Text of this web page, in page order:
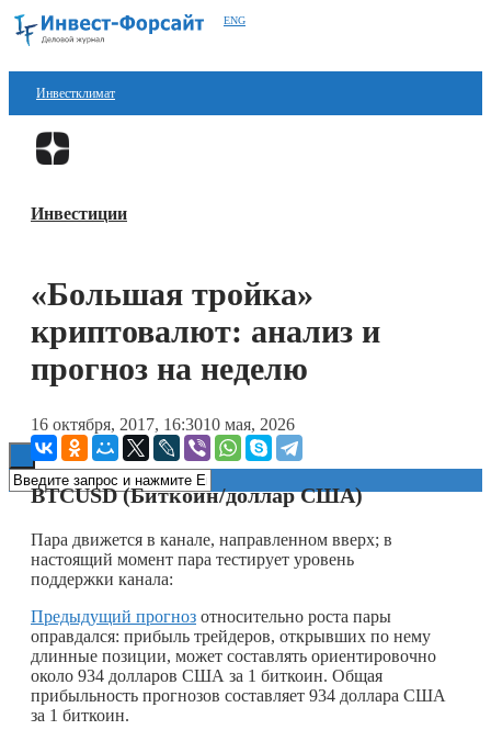
ENG
Инвестклимат
Финансы
Блокчейн
Инвестиции
«Большая тройка»
криптовалют: анализ и
прогноз на неделю
16 октября, 2017, 16:3010 мая, 2026
BTCUSD (Биткоин/доллар США)
Пара движется в канале, направленном вверх; в
настоящий момент пара тестирует уровень
поддержки канала:
Предыдущий прогноз относительно роста пары
оправдался: прибыль трейдеров, открывших по нему
длинные позиции, может составлять ориентировочно
около 934 долларов США за 1 биткоин. Общая
прибыльность прогнозов составляет 934 доллара США
за 1 биткоин.